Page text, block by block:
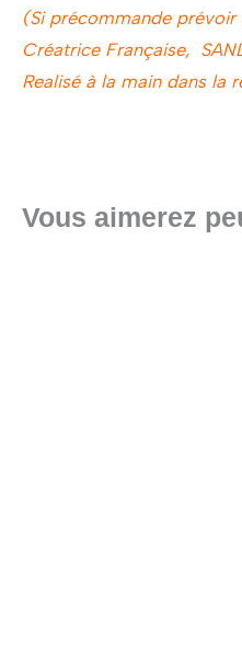
(Si précommande prévoir
Créatrice Française,
Realisé à la main dans la
Vous aimerez